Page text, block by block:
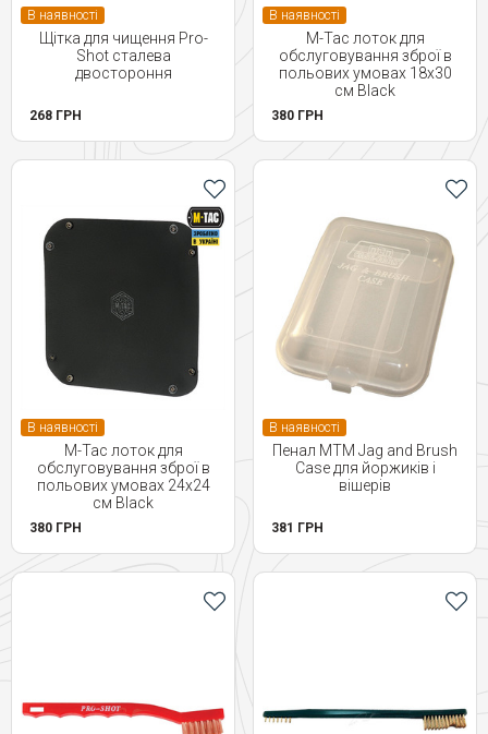
В наявності
Щітка для чищення Pro-
Shot сталева
двостороння
268 ГРН
В наявності
M-Tac лоток для
обслуговування зброї в
польових умовах 18х30
см Black
380 ГРН
В наявності
M-Tac лоток для
обслуговування зброї в
польових умовах 24х24
см Black
380 ГРН
В наявності
Пенал MTM Jag and Brush
Case для йоржиків і
вішерів
381 ГРН